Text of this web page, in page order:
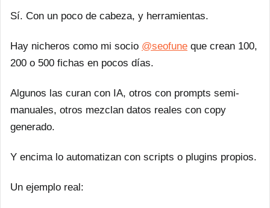
Sí. Con un poco de cabeza, y herramientas.
Hay nicheros como mi socio @seofune que crean 100,
200 o 500 fichas en pocos días.
Algunos las curan con IA, otros con prompts semi-
manuales, otros mezclan datos reales con copy
generado.
Y encima lo automatizan con scripts o plugins propios.
Un ejemplo real: